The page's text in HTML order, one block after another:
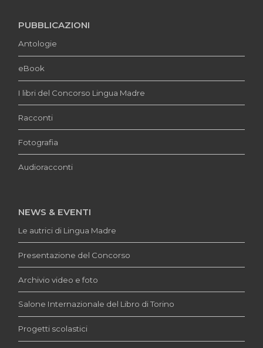
PUBBLICAZIONI
Antologie
eBook
I libri del Concorso Lingua Madre
Racconti
Fotografia
Audioracconti
NEWS & EVENTI
Le autrici di Lingua Madre
Presentazione del Concorso
Archivio video e foto
Salone Internazionale del Libro di Torino
Progetti scolastici